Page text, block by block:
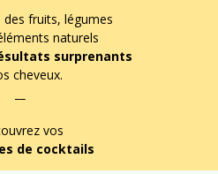
des fruits, légumes
naturels
surprenants
cheveux.
vos
de cocktails